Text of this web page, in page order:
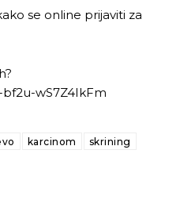
se zahvalimo što ste
se zahvalimo što ste
se online prijaviti za
bf2u-wS7Z4IkFm
karcinom
skrining